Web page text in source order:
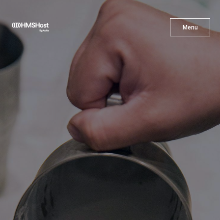
Menu
X
Gastronomía
Asóciate con Nosotros